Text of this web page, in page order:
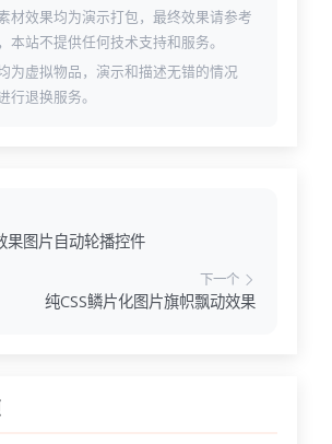
材效果均为演示打包，最终效果请参考
本站不提供任何技术支持和服务。
为虚拟物品，演示和描述无错的情况
行退换服务。
果图片自动轮播控件
下一个
纯CSS鳞片化图片旗帜飘动效果